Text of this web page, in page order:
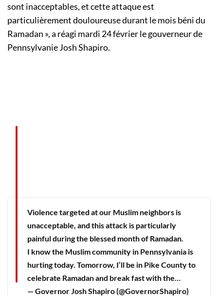
sont inacceptables, et cette attaque est
particulièrement douloureuse durant le mois béni du
Ramadan », a réagi mardi 24 février le gouverneur de
Pennsylvanie Josh Shapiro.
Violence targeted at our Muslim neighbors is
unacceptable, and this attack is particularly
painful during the blessed month of Ramadan.
I know the Muslim community in Pennsylvania is
hurting today. Tomorrow, I’ll be in Pike County to
celebrate Ramadan and break fast with the…
— Governor Josh Shapiro (@GovernorShapiro)